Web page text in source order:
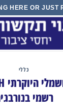
HERE OR JUST
כללי
רשמי